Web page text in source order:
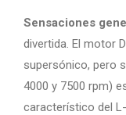
Sensaciones
divertida. El motor
supersónico, pero
4000 y 7500 rpm)
característico del